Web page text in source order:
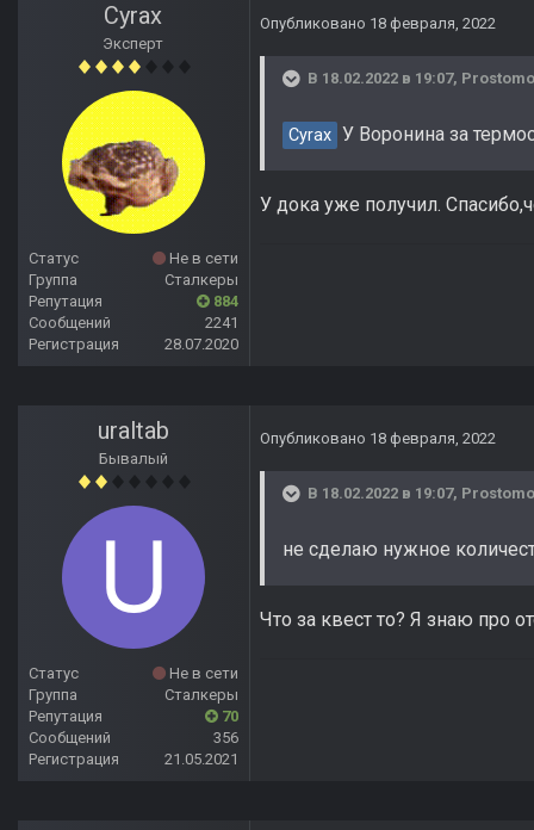
Cyrax
Эксперт
Статус
Не в сети
Группа
Сталкеры
Репутация
884
Сообщений
2241
Регистрация
28.07.2020
Опубликовано 18 февраля, 2022
В 18.02.2022 в 19:07,
Cyrax У Воронина за
У дока уже получил.
uraltab
Бывалый
Статус
Не в сети
Группа
Сталкеры
Репутация
70
Сообщений
356
Регистрация
21.05.2021
Опубликовано 18 февраля, 2022
В 18.02.2022 в 19:07,
не сделаю нужное
Что за квест то? Я знаю про